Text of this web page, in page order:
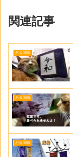
関連記事
お金関係
お金関係
お金関係